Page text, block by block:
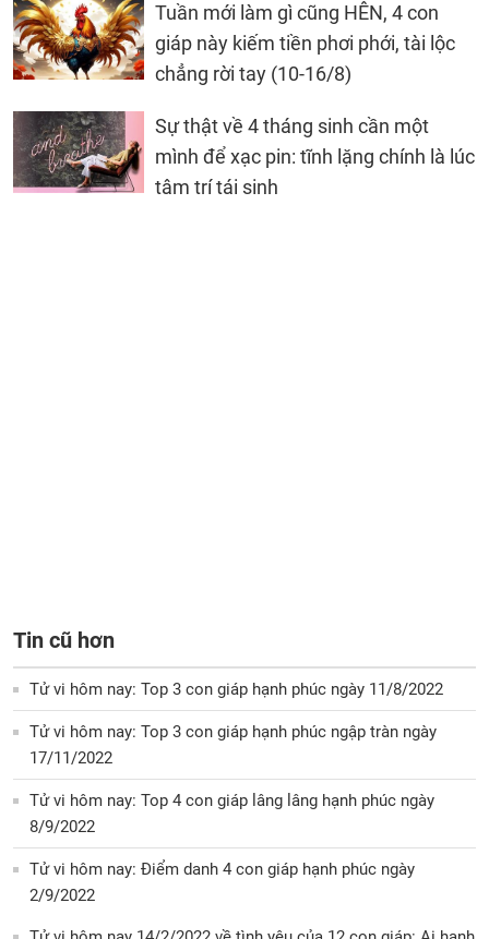
Tuần mới làm gì cũng HÊN, 4 con
giáp này kiếm tiền phơi phới, tài lộc
chẳng rời tay (10-16/8)
Sự thật về 4 tháng sinh cần một
mình để xạc pin: tĩnh lặng chính là lúc
tâm trí tái sinh
Tin cũ hơn
Tử vi hôm nay: Top 3 con giáp hạnh phúc ngày 11/8/2022
Tử vi hôm nay: Top 3 con giáp hạnh phúc ngập tràn ngày
17/11/2022
Tử vi hôm nay: Top 4 con giáp lâng lâng hạnh phúc ngày
8/9/2022
Tử vi hôm nay: Điểm danh 4 con giáp hạnh phúc ngày
2/9/2022